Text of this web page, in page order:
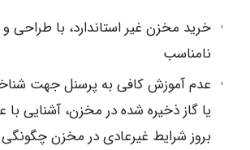
خرید مخزن غیر استاندارد، با طراحی
نامناسب
عدم آموزش کافی به پرسنل جهت
یا گاز ذخیره شده در مخزن، آشنایی با
بروز شرایط غیرعادی در مخزن چگونگی